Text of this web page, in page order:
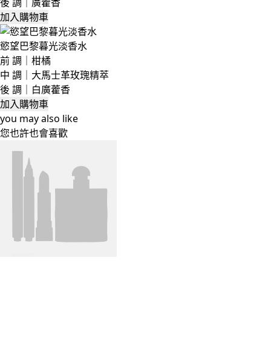
加入購物車
慾望巴黎暮光淡香水
前 調｜柑橘
中 調｜大馬士革玫瑰精萃
後 調｜白廣藿香
加入購物車
you may also like
您也許也會喜歡